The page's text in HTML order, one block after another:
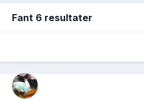
Fant 6 resultater